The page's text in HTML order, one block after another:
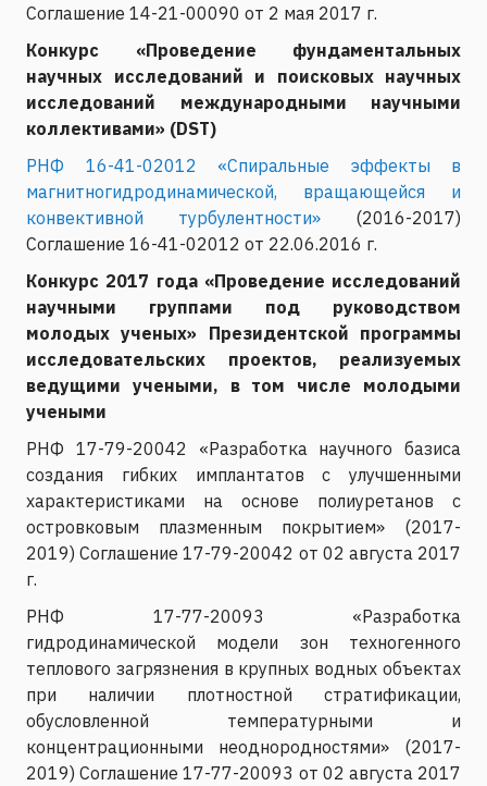
Соглашение 14-21-00090 от 2 мая 2017 г.
Конкурс «Проведение фундаментальных
научных исследований и поисковых научных
исследований международными научными
коллективами» (DST)
РНФ 16-41-02012 «Спиральные эффекты в
магнитногидродинамической, вращающейся и
конвективной турбулентности» (2016-2017)
Соглашение 16-41-02012 от 22.06.2016 г.
Конкурс 2017 года «Проведение исследований
научными группами под руководством
молодых ученых» Президентской программы
исследовательских проектов, реализуемых
ведущими учеными, в том числе молодыми
учеными
РНФ 17-79-20042 «Разработка научного базиса
создания гибких имплантатов с улучшенными
характеристиками на основе полиуретанов с
островковым плазменным покрытием» (2017-
2019) Соглашение 17-79-20042 от 02 августа 2017
г.
РНФ 17-77-20093 «Разработка
гидродинамической модели зон техногенного
теплового загрязнения в крупных водных объектах
при наличии плотностной стратификации,
обусловленной температурными и
концентрационными неоднородностями» (2017-
2019) Соглашение 17-77-20093 от 02 августа 2017